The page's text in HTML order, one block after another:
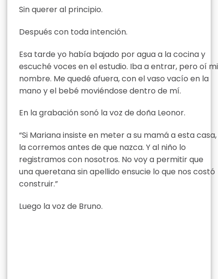
Sin querer al principio.
Después con toda intención.
Esa tarde yo había bajado por agua a la cocina y
escuché voces en el estudio. Iba a entrar, pero oí mi
nombre. Me quedé afuera, con el vaso vacío en la
mano y el bebé moviéndose dentro de mí.
En la grabación sonó la voz de doña Leonor.
“Si Mariana insiste en meter a su mamá a esta casa,
la corremos antes de que nazca. Y al niño lo
registramos con nosotros. No voy a permitir que
una queretana sin apellido ensucie lo que nos costó
construir.”
Luego la voz de Bruno.